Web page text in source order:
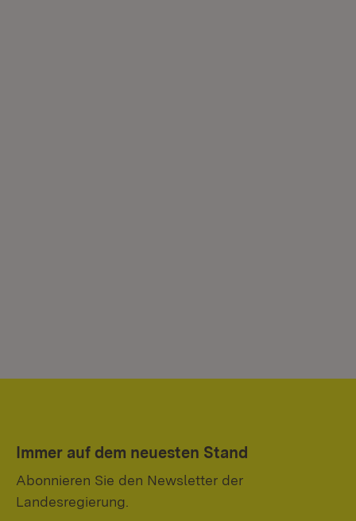
Immer auf dem neuesten Stand
Abonnieren Sie den Newsletter der
Landesregierung.